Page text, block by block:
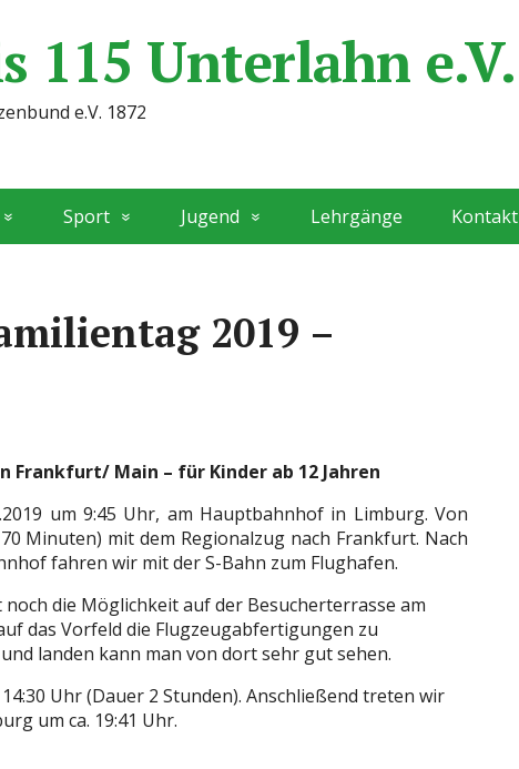
115 Unterlahn e.V.
e.V. 1872
Sport Jugend Lehrgänge Kontakt
2019 –
Main – für Kinder ab 12 Jahren
um 9:45 Uhr, am Hauptbahnhof in Limburg. Von
Minuten) mit dem Regionalzug nach Frankfurt. Nach
fahren wir mit der S-Bahn zum Flughafen.
die Möglichkeit auf der Besucherterrasse am
das Vorfeld die Flugzeugabfertigungen zu
landen kann man von dort sehr gut sehen.
Uhr (Dauer 2 Stunden). Anschließend treten wir
um ca. 19:41 Uhr.